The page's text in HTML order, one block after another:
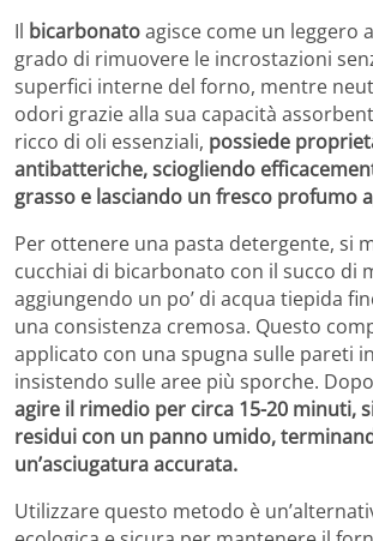
Il bicarbonatoagisce come un leggero
grado di rimuovere le incrostazioni
superfici interne del forno, mentre
odori grazie alla sua capacità
ricco di oli essenziali, possiede
antibatteriche, sciogliendo
grasso e lasciando un fresco profumo
Per ottenere una pasta detergente, si
cucchiai di bicarbonato con il succo di
aggiungendo un po’ di acqua tiepida
una consistenza cremosa. Questo
applicato con una spugna sulle pareti
insistendo sulle aree più sporche.
agire il rimedio per circa 15-20 minuti,
residui con un panno umido,
un’asciugatura accurata.
Utilizzare questo metodo è